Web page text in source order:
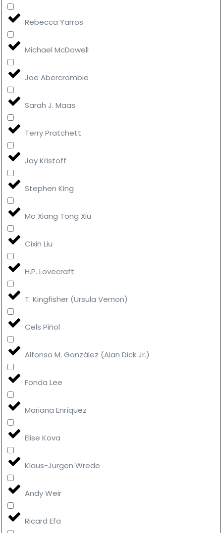
Rebecca Yarros
Michael McDowell
Joe Abercrombie
Sarah J. Maas
Terry Pratchett
Jay Kristoff
Stephen King
Mo Xiang Tong Xiu
Cixin Liu
H.P. Lovecraft
T. Kingfisher (Ursula Vernon)
Cels Piñol
Alfonso M. González (Alan Dick Jr.)
Fonda Lee
Mariana Enríquez
Elise Kova
Klaus-Jürgen Wrede
Andy Weir
Ricard Efa